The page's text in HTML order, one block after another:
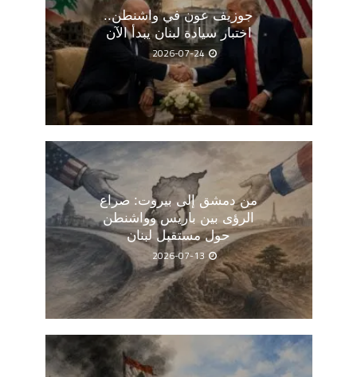
جوزيف عون في واشنطن..
اختبار سيادة لبنان يبدأ الآن
2026-07-24
من دمشق إلى بيروت: صراع
الرؤى بين باريس وواشنطن
حول مستقبل لبنان
2026-07-13